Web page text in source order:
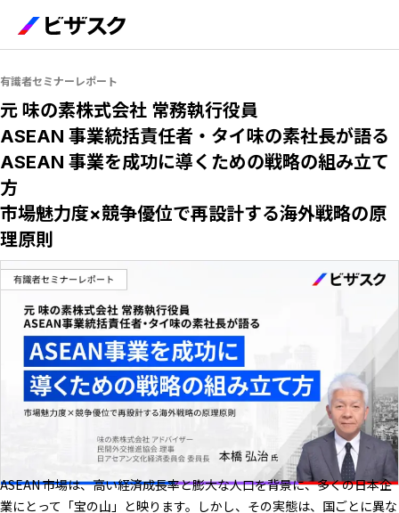
有識者セミナーレポート
元 味の素株式会社 常務執行役員
ASEAN 事業統括責任者・タイ味の素社長が語る
ASEAN 事業を成功に導くための戦略の組み立て
方
市場魅力度×競争優位で再設計する海外戦略の原
理原則
ASEAN 市場は、高い経済成長率と膨大な人口を背景に、多くの日本企
業にとって「宝の山」と映ります。しかし、その実態は、国ごとに異な